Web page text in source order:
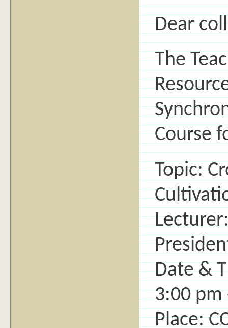
Dear
The
Course
Topic:
Date &
3:00 pm
Place: